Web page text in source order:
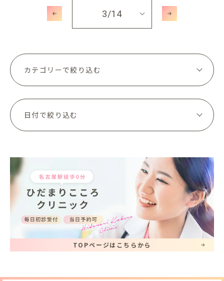
3/14
TOPページはこちらから